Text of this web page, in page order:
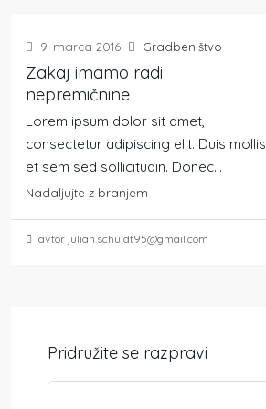
9. marca 2016 Gradbeništvo
Zakaj imamo radi
nepremičnine
Lorem ipsum dolor sit amet,
consectetur adipiscing elit. Duis mollis
et sem sed sollicitudin. Donec...
Nadaljujte z branjem
avtor julian.schuldt95@gmail.com
Pridružite se razpravi